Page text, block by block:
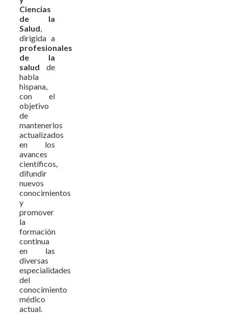
Ciencias
de la
Salud,
dirigida a
profesionales
de la
salud de
habla
hispana,
con el
objetivo
de
mantenerlos
actualizados
en los
avances
científicos,
difundir
nuevos
conocimientos
y
promover
la
formación
continua
en las
diversas
especialidades
del
conocimiento
médico
actual.